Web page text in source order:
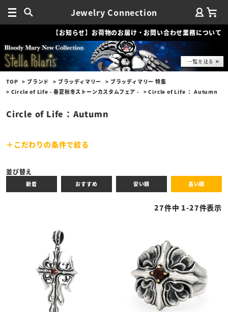
Jewelry Connection
【お知らせ】お荷物のお届け・お問い合わせ業務について
TOP ブランド ブラッディマリー
ブラッディマリー 特集
Circle of Life - 春夏秋冬ストーンカスタムフェア -
Circle of Life ： Autumn
Circle of Life ： Autumn
こだわりの条件で絞る
全ての商品
セール商品
並び替え
新着 おすすめ 安い順 高い順
27件中 1-27件表示